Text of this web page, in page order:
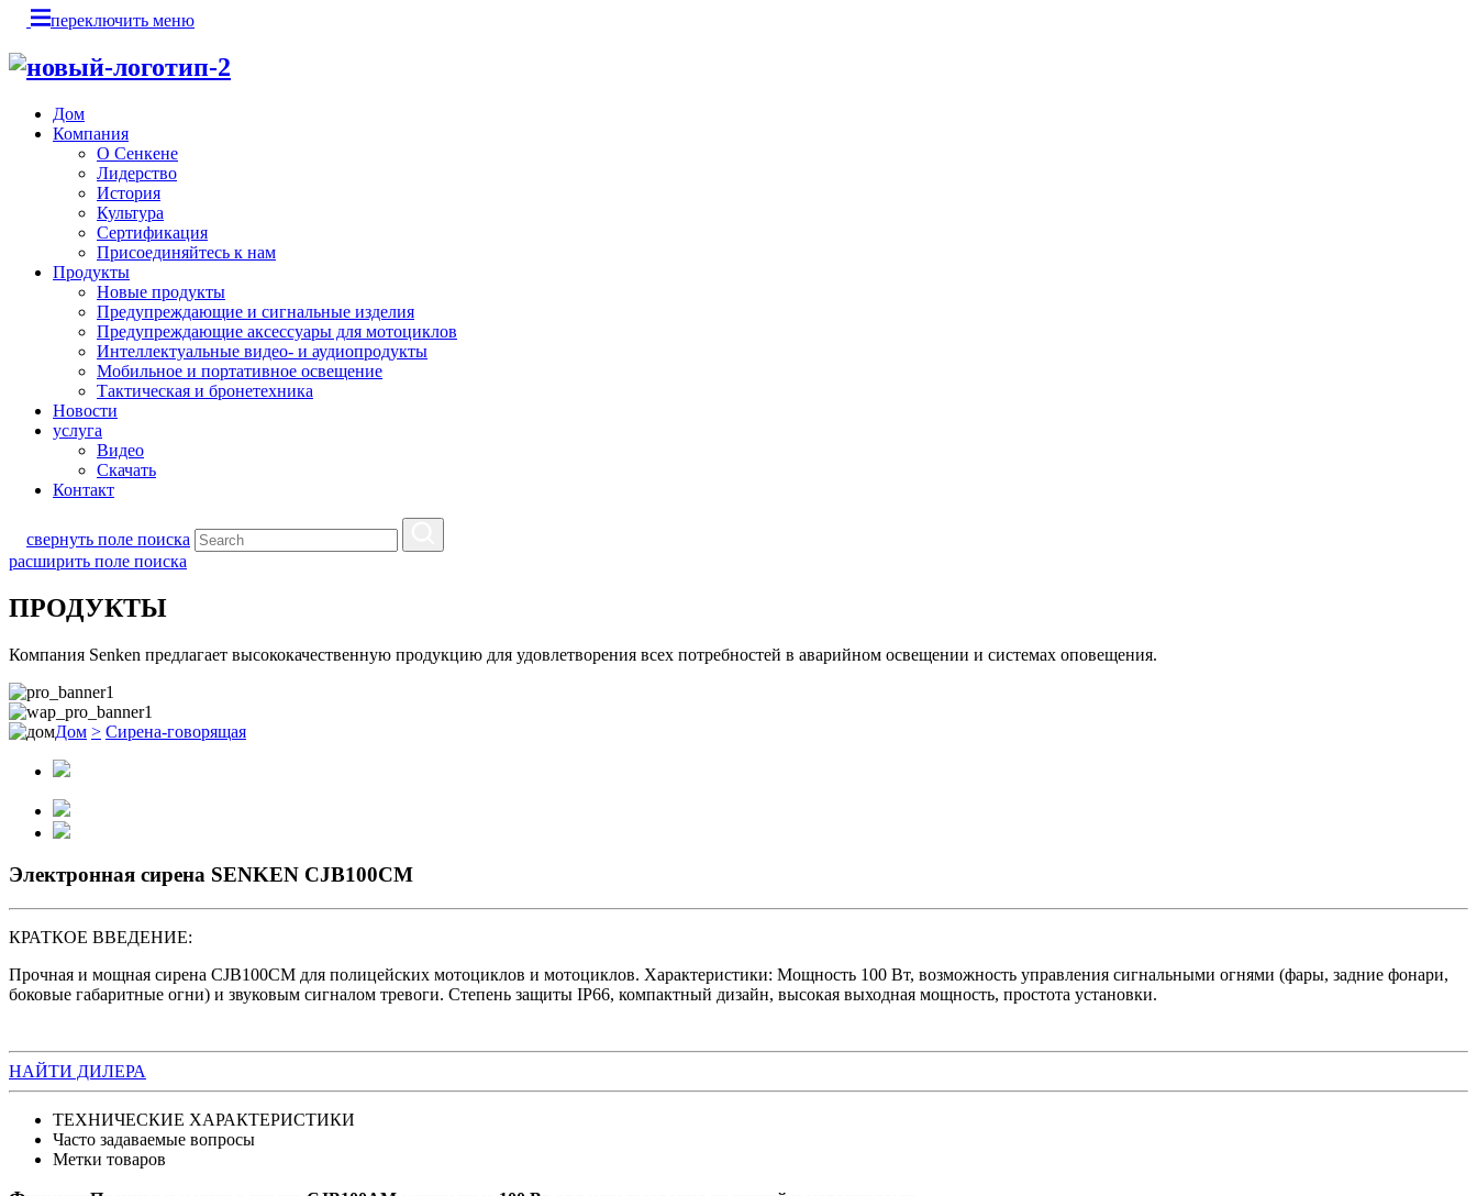
переключить меню
Дом
Компания
О Сенкене
Лидерство
История
Культура
Сертификация
Присоединяйтесь к нам
Продукты
Новые продукты
Предупреждающие и сигнальные изделия
Предупреждающие аксессуары для мотоциклов
Интеллектуальные видео- и аудиопродукты
Мобильное и портативное освещение
Тактическая и бронетехника
Новости
услуга
Видео
Скачать
Контакт
свернуть поле поиска
расширить поле поиска
ПРОДУКТЫ
Компания Senken предлагает высококачественную продукцию для удовлетворения всех потребностей в аварийном освещении и системах оповещения.
Дом > Сирена-говорящая
Электронная сирена SENKEN CJB100CM
КРАТКОЕ ВВЕДЕНИЕ:
Прочная и мощная сирена CJB100CM для полицейских мотоциклов и мотоциклов. Характеристики: Мощность 100 Вт, возможность управления сигнальными огнями (фары, задние фонари,
боковые габаритные огни) и звуковым сигналом тревоги. Степень защиты IP66, компактный дизайн, высокая выходная мощность, простота установки.
НАЙТИ ДИЛЕРА
ТЕХНИЧЕСКИЕ ХАРАКТЕРИСТИКИ
Часто задаваемые вопросы
Метки товаров